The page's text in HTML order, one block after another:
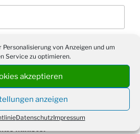
von Anzeigen und um
Service zu optimieren.
akzeptieren
anzeigen
DatenschutzImpressum
Minister